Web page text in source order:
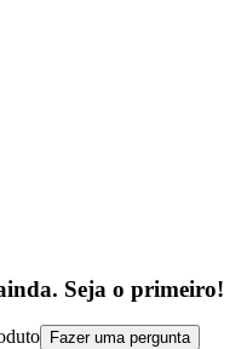
Seja o primeiro!
Fazer uma pergunta